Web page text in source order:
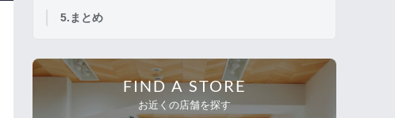
5.まとめ
FIND A STORE
お近くの店舗を探す